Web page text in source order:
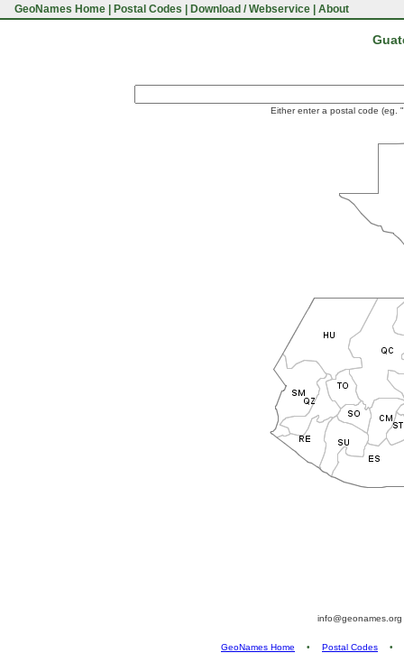
GeoNames Home Postal Codes Download / Webservice About
Either enter a postal code (eg.
info@geonames.org
GeoNames Home • Postal Codes •